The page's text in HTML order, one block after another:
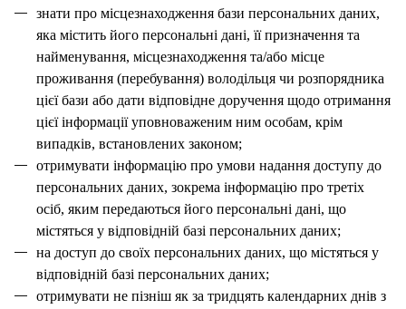
знати про місцезнаходження бази персональних даних,
яка містить його персональні дані, її призначення та
найменування, місцезнаходження та/або місце
проживання (перебування) володільця чи розпорядника
цієї бази або дати відповідне доручення щодо отримання
цієї інформації уповноваженим ним особам, крім
випадків, встановлених законом;
отримувати інформацію про умови надання доступу до
персональних даних, зокрема інформацію про третіх
осіб, яким передаються його персональні дані, що
містяться у відповідній базі персональних даних;
на доступ до своїх персональних даних, що містяться у
відповідній базі персональних даних;
отримувати не пізніш як за тридцять календарних днів з